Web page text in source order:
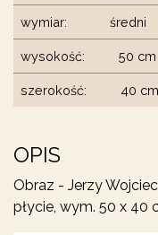
wymiar: średni
wysokość: 50 cm
szerokość: 40 cm
OPIS
Obraz - Jerzy
płycie, wym. 50 x 40